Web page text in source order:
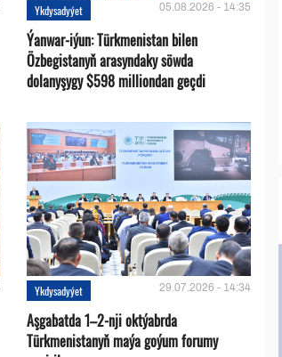
Ykdysadyýet 05.08.2026 - 14:35
Ýanwar-iýun: Türkmenistan bilen
Özbegistanyň arasyndaky söwda
dolanyşygy $598 milliondan geçdi
Ykdysadyýet 29.07.2026 - 14:34
Aşgabatda 1–2-nji oktýabrda
Türkmenistanyň maýa goýum forumy